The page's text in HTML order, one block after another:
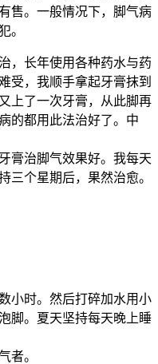
售。一般情况下，脚气病
。
，长年使用各种药水与药
受，我顺手拿起牙膏抹到
上了一次牙膏，从此脚再
的都用此法治好了。中
膏治脚气效果好。我每天
三个星期后，果然治愈。
时。然后打碎加水用小
脚。夏天坚持每天晚上睡
者。